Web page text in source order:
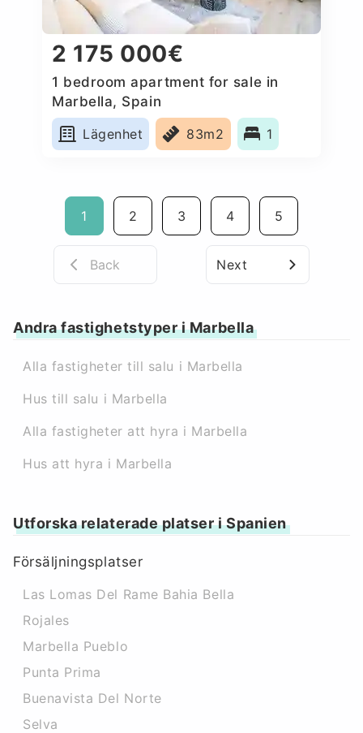
2 175 000€
1 bedroom apartment for sale in
Marbella, Spain
Lägenhet
83m2 1
1 2 3 4 5
Back Next
Andra fastighetstyper i Marbella
Alla fastigheter till salu i Marbella
Hus till salu i Marbella
Alla fastigheter att hyra i Marbella
Hus att hyra i Marbella
Utforska relaterade platser i Spanien
Försäljningsplatser
Las Lomas Del Rame Bahia Bella
Rojales
Marbella Pueblo
Punta Prima
Buenavista Del Norte
Selva